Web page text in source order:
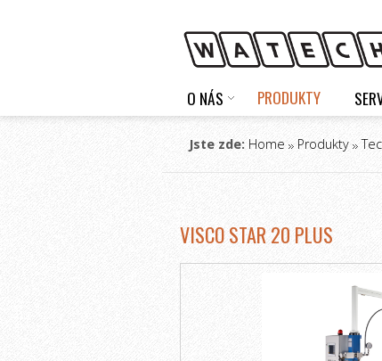
O NÁS PRODUKTY
Jste zde: Home Produkty
VISCO STAR 20 PLUS